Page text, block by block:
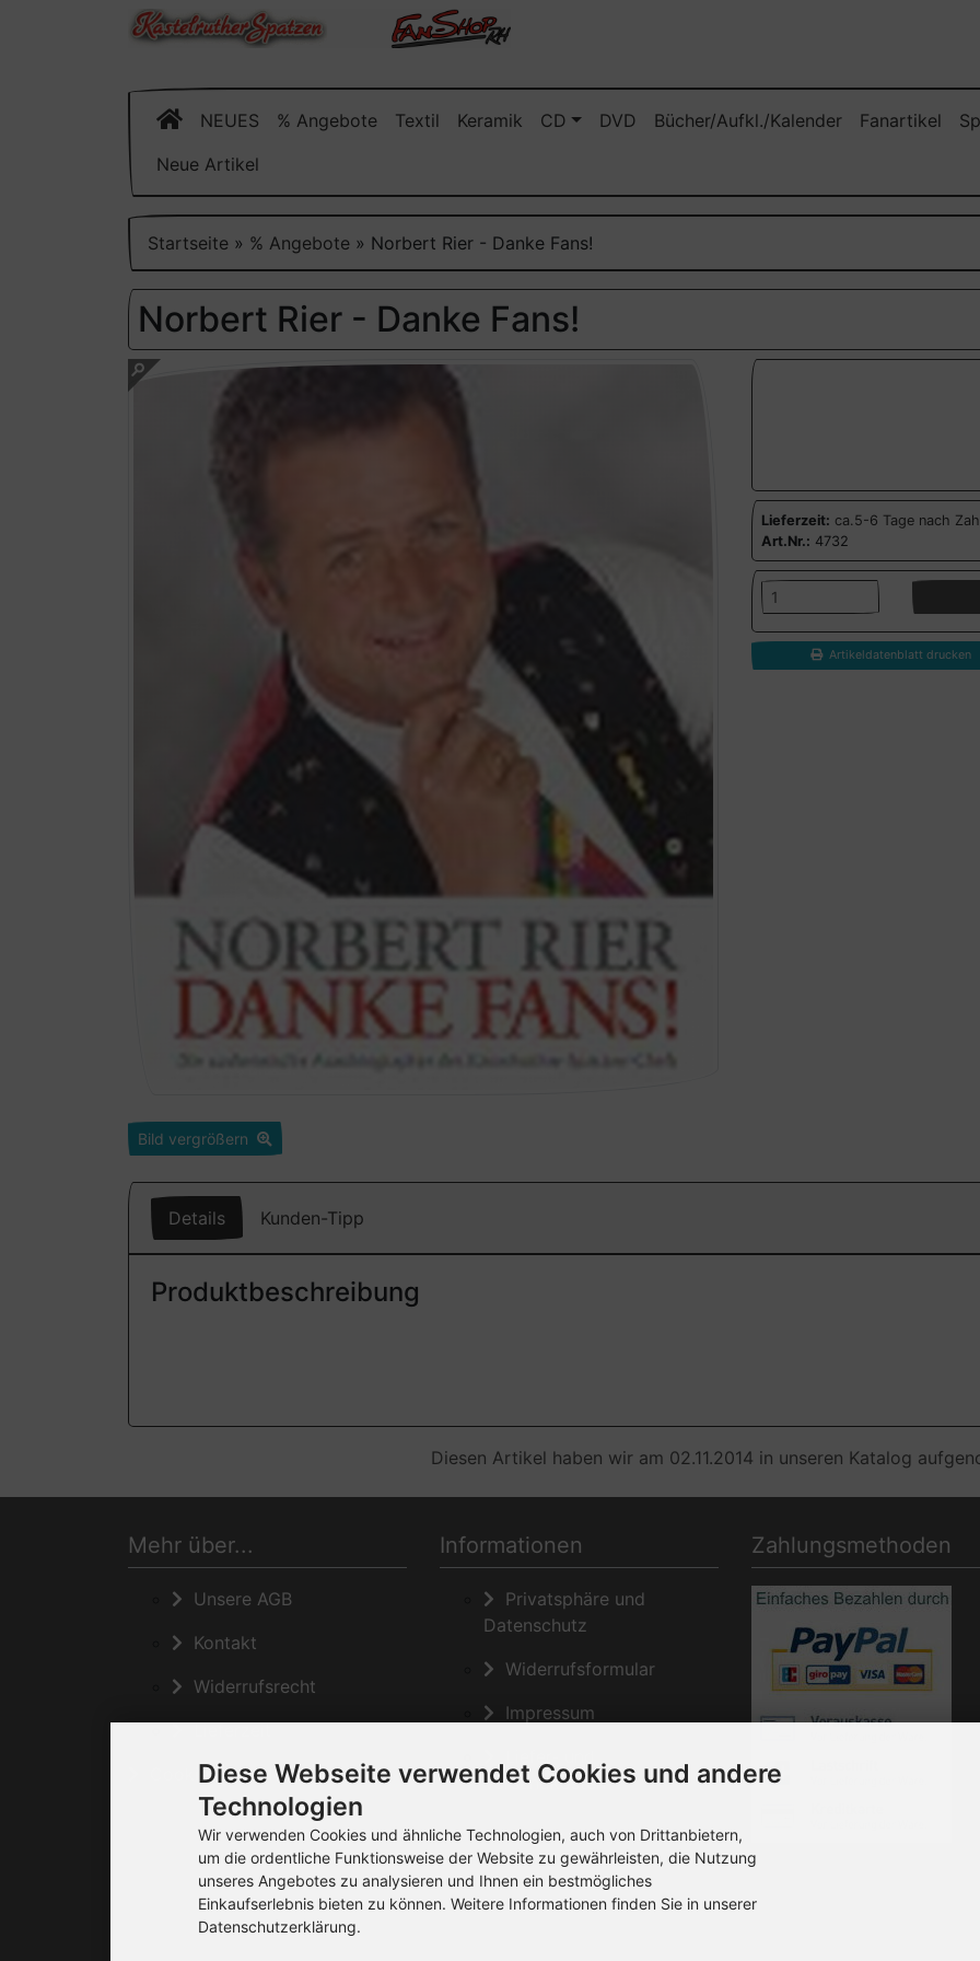
NEUES % Angebote Textil Keramik CD DVD Bücher/Aufkl./Kalender Fanartikel
Neue Artikel
Startseite » % Angebote » Norbert Rier - Danke Fans!
Norbert Rier - Danke Fans!
Bild vergrößern
Lieferzeit: ca.5-6 Tage nach
Art.Nr.: 4732
Artikeldatenblatt drucken
Details Kunden-Tipp
Produktbeschreibung
Diesen Artikel haben wir am 02.11.2014 in unseren Katalog
Mehr über...
Unsere AGB
Kontakt
Widerrufsrecht
Lieferzeit
Cookie Einstellungen
Informationen
Privatsphäre und
Datenschutz
Widerrufsformular
Impressum
Versandkosten
Zahlungsmethoden
Die Box kann unter
verändert werden. Die
Diese Webseite verwendet Cookies und andere
Technologien
Wir verwenden Cookies und ähnliche Technologien, auch von Drittanbietern,
um die ordentliche Funktionsweise der Website zu gewährleisten, die Nutzung
unseres Angebotes zu analysieren und Ihnen ein bestmögliches
Einkaufserlebnis bieten zu können. Weitere Informationen finden Sie in unserer
Datenschutzerklärung.